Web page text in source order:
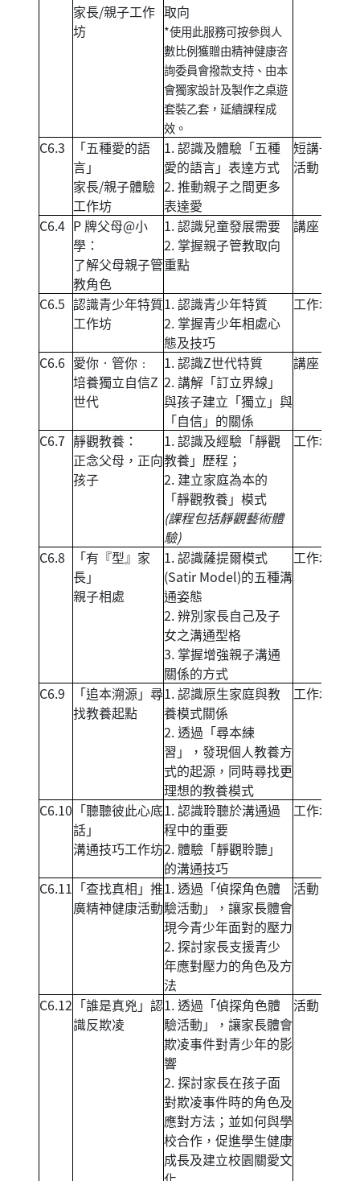
家長/親子工作
坊
取向
*使用此服務可按參與人
數比例獲贈由精神健康咨
詢委員會撥款支持、由本
會獨家設計及製作之桌遊
套裝乙套，延續課程成
效。
C6.3
「五種愛的語
言」
家長/親子體驗
工作坊
1. 認識及體驗「五種
愛的語言」表達方式
2. 推動親子之間更多
表達愛
短講+體驗
活動
C6.4 P 牌父母@小
學：
了解父母親子管
教角色
1. 認識兒童發展需要
2. 掌握親子管教取向
重點
講座
C6.5 認識青少年特質
工作坊
1. 認識青少年特質
2. 掌握青少年相處心
態及技巧
工作坊
C6.6 愛你‧管你﹕
培養獨立自信Z
世代
1. 認識Z世代特質
2. 講解「訂立界線」
與孩子建立「獨立」與
「自信」的關係
講座
C6.7 靜觀教養：
正念父母，正向
孩子
1. 認識及經驗「靜觀
教養」歷程；
2. 建立家庭為本的
「靜觀教養」模式
(課程包括靜觀藝術體
驗)
工作坊
C6.8
「有『型』家
長」
親子相處
1. 認識薩提爾模式
(Satir Model)的五種溝
通姿態
2. 辨別家長自己及子
女之溝通型格
3. 掌握增強親子溝通
關係的方式
工作坊
C6.9
「追本溯源」尋
找教養起點
1. 認識原生家庭與教
養模式關係
2. 透過「尋本練
習」，發現個人教養方
式的起源，同時尋找更
理想的教養模式
工作坊
C6.10 「聽聽彼此心底
話」
溝通技巧工作坊
1. 認識聆聽於溝通過
程中的重要
2. 體驗「靜觀聆聽」
的溝通技巧
工作坊
C6.11 「查找真相」推
廣精神健康活動
1. 透過「偵探角色體
驗活動」，讓家長體會
現今青少年面對的壓力
2. 探討家長支援青少
年應對壓力的角色及方
法
活動
C6.12 「誰是真兇」認
識反欺凌
1. 透過「偵探角色體
驗活動」，讓家長體會
欺凌事件對青少年的影
響
2. 探討家長在孩子面
對欺凌事件時的角色及
應對方法；並如何與學
校合作，促進學生健康
成長及建立校園關愛文
活動